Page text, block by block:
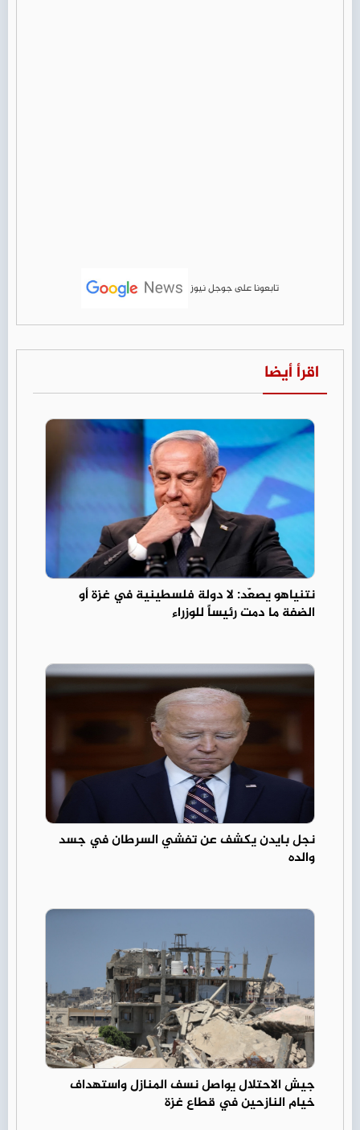
تابعونا على جوجل نيوز
اقرأ أيضا
نتنياهو يصعّد: لا دولة فلسطينية في غزة أو
الضفة ما دمت رئيساً للوزراء
نجل بايدن يكشف عن تفشي السرطان في جسد
والده
جيش الاحتلال يواصل نسف المنازل واستهداف
خيام النازحين في قطاع غزة